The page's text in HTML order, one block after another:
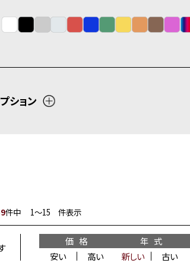
ション
件中 1〜15 件表示
価 格
安い
高い
年 式
新しい
古い